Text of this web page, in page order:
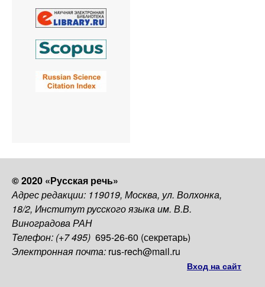
© 2020 «Русская речь»
Адрес редакции: 119019, Москва, ул. Волхонка,
18/2, Институт русского языка им. В.В.
Виноградова РАН
Телефон: (+7 495) 695-26-60 (секретарь)
Электронная почта: rus-rech@mail.ru
Вход на сайт